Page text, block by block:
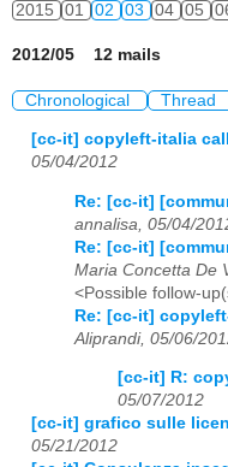
2015 01 02 03 04 05
2012/05 12 mails
Chronological Thread
[cc-it] copyleft-italia
05/04/2012
Re: [cc-it]
annalisa, 05/04/
Re: [cc-it]
Maria Concetta De
<Possible follow-
Re: [cc-it]
Aliprandi, 05/06/
[cc-it] R:
05/07/2012
[cc-it] grafico sulle
05/21/2012